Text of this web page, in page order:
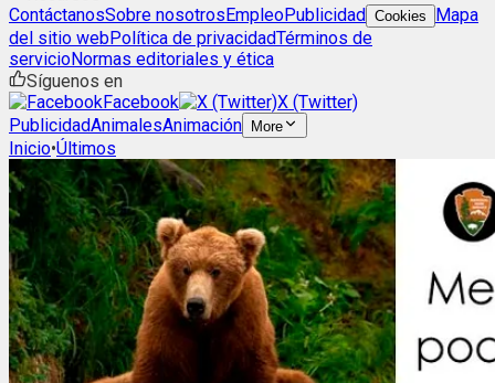
ContáctanosSobre nosotrosEmpleoPublicidad Cookies
Mapa
del sitio webPolítica de privacidadTérminos de
servicioNormas editoriales y ética
Síguenos en
Facebook
X (Twitter)
PublicidadAnimalesAnimación More
Inicio•Últimos